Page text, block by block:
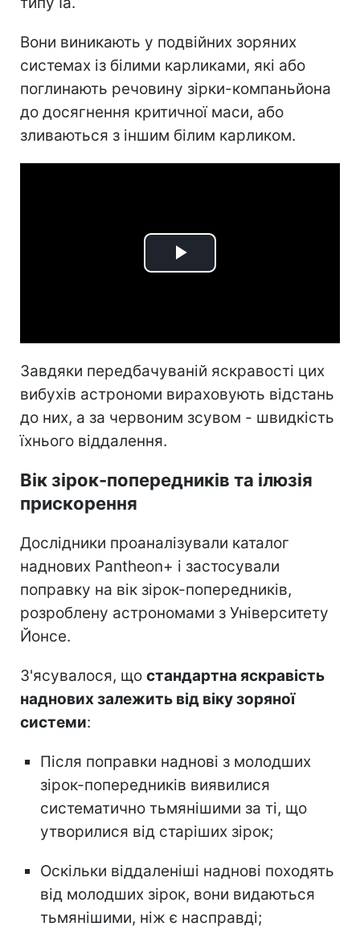
Вони виникають у подвійних зоряних
системах із білими карликами, які або
поглинають речовину зірки-компаньйона
до досягнення критичної маси, або
зливаються з іншим білим карликом.
Play
Завдяки передбачуваній яскравості цих
вибухів астрономи вираховують відстань
до них, а за червоним зсувом - швидкість
їхнього віддалення.
Вік зірок-попередників та ілюзія
прискорення
Дослідники проаналізували каталог
наднових Pantheon+ і застосували
поправку на вік зірок-попередників,
розроблену астрономами з Університету
Йонсе.
З'ясувалося, що стандартна яскравість
наднових залежить від віку зоряної
системи:
Після поправки наднові з молодших
зірок-попередників виявилися
систематично тьмянішими за ті, що
утворилися від старіших зірок;
Оскільки віддаленіші наднові походять
від молодших зірок, вони видаються
тьмянішими, ніж є насправді;